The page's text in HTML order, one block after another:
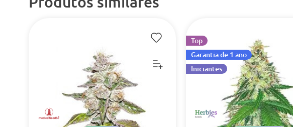
Top
Garantia de 1 ano
Iniciantes